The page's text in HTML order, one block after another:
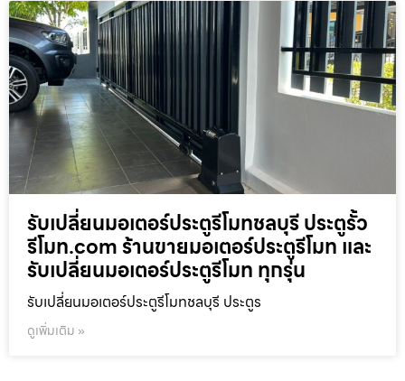
รับเปลี่ยนมอเตอร์ประตูรีโมทชลบุรี ประตูรั้ว
รีโมท.com ร้านขายมอเตอร์ประตูรีโมท และ
รับเปลี่ยนมอเตอร์ประตูรีโมท ทุกรุ่น
รับเปลี่ยนมอเตอร์ประตูรีโมทชลบุรี ประตูร
ดูเพิ่มเติม »